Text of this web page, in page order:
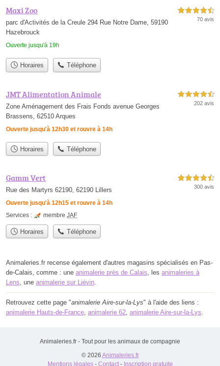
Maxi Zoo
parc d'Activités de la Creule 294 Rue Notre Dame, 59190
Hazebrouck
Ouverte jusqu'à 19h
4,5 étoiles sur 5
70 avis
Horaires Téléphone
JMT Alimentation Animale
Zone Aménagement des Frais Fonds avenue Georges
Brassens, 62510 Arques
Ouverte jusqu'à 12h30 et rouvre à 14h
4,5 étoiles sur 5
202 avis
Horaires Téléphone
Gamm Vert
Rue des Martyrs 62190, 62190 Lillers
Ouverte jusqu'à 12h15 et rouvre à 14h
4,5 étoiles sur 5
300 avis
Services : membre JAF
Horaires Téléphone
Animaleries.fr recense également d'autres magasins spécialisés en Pas-
de-Calais, comme : une animalerie près de Calais, les animaleries à
Lens, une animalerie sur Liévin.
Retrouvez cette page "animalerie Aire-sur-la-Lys" à l'aide des liens :
animalerie Hauts-de-France, animalerie 62, animalerie Aire-sur-la-Lys.
Animaleries.fr - Tout pour les animaux de compagnie
© 2026 Animaleries.fr
Mentions légales- Contact- Inscription gratuite